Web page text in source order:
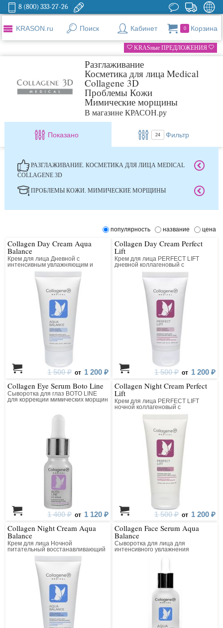
8 (800) 333-27-26
KRASON.ru Поиск Кабинет 0 Корзина
KRASные ПРЕДЛОЖЕНИЯ
Разглаживание
Косметика для лица Medical
Collagene 3D
Проблемы Кожи
Мимические морщины
В магазине КРАСОН.ру
Показано 24 Фильтр
РАЗГЛАЖИВАНИЕ. КОСМЕТИКА ДЛЯ ЛИЦА MEDICAL
COLLAGENE 3D
ПРОБЛЕМЫ КОЖИ. МИМИЧЕСКИЕ МОРЩИНЫ
популярность название цена
Collagen Day Cream Aqua
Balance
Крем для лица Дневной с
интенсивным увлажняющим и
лифтинг действием
1 500 ₽ от 1 200 ₽
Collagen Day Cream Perfect
Lift
Крем для лица PERFECT LIFT
дневной коллагеновый с
матриксилом
1 500 ₽ от 1 200 ₽
Collagen Eye Serum Boto Line
Сыворотка для глаз BOTO LINE
для коррекции мимических морщин
1 400 ₽ от 1 120 ₽
Collagen Night Cream Perfect
Lift
Крем для лица PERFECT LIFT
ночной коллагеновый с
матриксилом
1 500 ₽ от 1 200 ₽
Collagen Night Cream Aqua
Balance
Крем для лица Ночной
питательный восстанавливающий
Collagen Face Serum Aqua
Balance
Сыворотка для лица для
интенсивного увлажнения